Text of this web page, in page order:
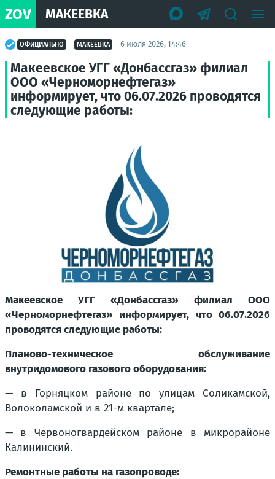
ZOV МАКЕЕВКА
ОФИЦИАЛЬНО МАКЕЕВКА 6 июля 2026, 14:46
Макеевское УГГ «Донбассгаз» филиал
ООО «Черноморнефтегаз»
информирует, что 06.07.2026 проводятся
следующие работы:
Макеевское УГГ «Донбассгаз» филиал ООО
«Черноморнефтегаз» информирует, что 06.07.2026
проводятся следующие работы:
Планово-техническое обслуживание
внутридомового газового оборудования:
— в Горняцком районе по улицам Соликамской,
Волоколамской и в 21-м квартале;
— в Червоногвардейском районе в микрорайоне
Калининский.
Ремонтные работы на газопроводе: